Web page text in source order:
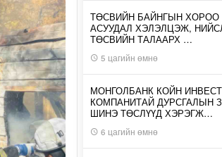
ТӨСВИЙН БАЙНГЫН ХОРОО
АСУУДАЛ ХЭЛЭЛЦЭЖ,
ТӨСВИЙН ТАЛААРХ …
5 цагийн өмнө
МОНГОЛБАНК КОЙН ИНВЕСТ
КОМПАНИТАЙ ДУРСГАЛЫН
ШИНЭ ТӨСЛҮҮД ХЭРЭГЖ…
6 цагийн өмнө